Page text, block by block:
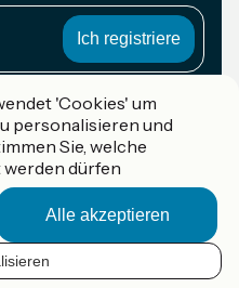
France
'Cookies' um
personalisieren und
Sie, welche
dürfen
Alle akzeptieren